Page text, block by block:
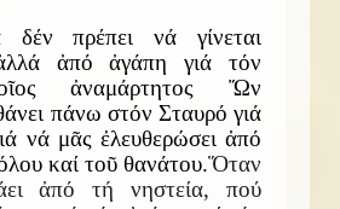
πρέπει νά γίνεται
ἀπό ἀγάπη γιά τόν
ἀναμάρτητος Ὤν
πάνω στόν Σταυρό γιά
νά μᾶς ἐλευθερώσει ἀπό
καί τοῦ θανάτου.Ὅταν
ἀπό τή νηστεία, πού